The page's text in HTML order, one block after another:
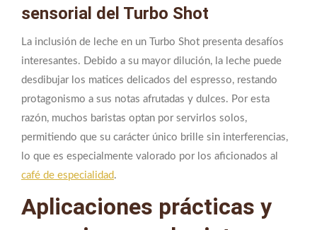
sensorial del Turbo Shot
La inclusión de leche en un Turbo Shot presenta desafíos
interesantes. Debido a su mayor dilución, la leche puede
desdibujar los matices delicados del espresso, restando
protagonismo a sus notas afrutadas y dulces. Por esta
razón, muchos baristas optan por servirlos solos,
permitiendo que su carácter único brille sin interferencias,
lo que es especialmente valorado por los aficionados al
café de especialidad .
Aplicaciones prácticas y